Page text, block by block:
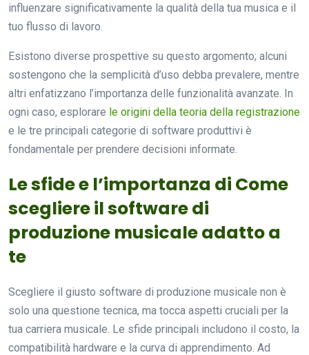
influenzare significativamente la qualità della tua musica e il
tuo flusso di lavoro.
Esistono diverse prospettive su questo argomento; alcuni
sostengono che la semplicità d’uso debba prevalere, mentre
altri enfatizzano l’importanza delle funzionalità avanzate. In
ogni caso, esplorare le origini della teoria della registrazione
e le tre principali categorie di software produttivi è
fondamentale per prendere decisioni informate.
Le sfide e l’importanza di Come
scegliere il software di
produzione musicale adatto a
te
Scegliere il giusto software di produzione musicale non è
solo una questione tecnica, ma tocca aspetti cruciali per la
tua carriera musicale. Le sfide principali includono il costo, la
compatibilità hardware e la curva di apprendimento. Ad